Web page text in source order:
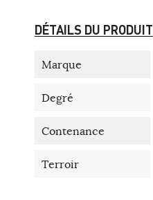
DÉTAILS DU PRODUIT
Marque
Degré
Contenance
Terroir